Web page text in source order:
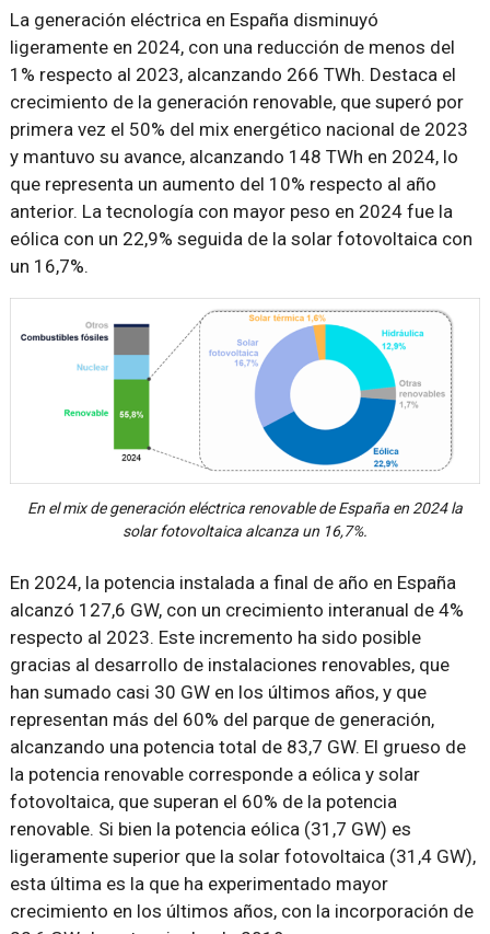
La generación eléctrica en España disminuyó
ligeramente en 2024, con una reducción de menos del
1% respecto al 2023, alcanzando 266 TWh. Destaca el
crecimiento de la generación renovable, que superó por
primera vez el 50% del mix energético nacional de 2023
y mantuvo su avance, alcanzando 148 TWh en 2024, lo
que representa un aumento del 10% respecto al año
anterior. La tecnología con mayor peso en 2024 fue la
eólica con un 22,9% seguida de la solar fotovoltaica con
un 16,7%.
En el mix de generación eléctrica renovable de España en 2024 la
solar fotovoltaica alcanza un 16,7%.
En 2024, la potencia instalada a final de año en España
alcanzó 127,6 GW, con un crecimiento interanual de 4%
respecto al 2023. Este incremento ha sido posible
gracias al desarrollo de instalaciones renovables, que
han sumado casi 30 GW en los últimos años, y que
representan más del 60% del parque de generación,
alcanzando una potencia total de 83,7 GW. El grueso de
la potencia renovable corresponde a eólica y solar
fotovoltaica, que superan el 60% de la potencia
renovable. Si bien la potencia eólica (31,7 GW) es
ligeramente superior que la solar fotovoltaica (31,4 GW),
esta última es la que ha experimentado mayor
crecimiento en los últimos años, con la incorporación de